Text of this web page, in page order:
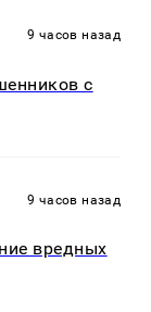
9 часов назад
с
9 часов назад
вредных